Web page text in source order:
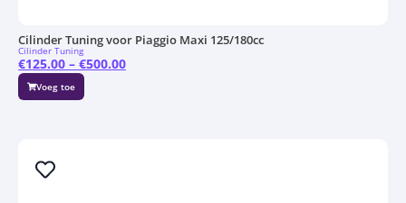
Cilinder Tuning voor Piaggio Maxi 125/180cc
Cilinder Tuning
Voeg toe
€125.00 – €500.00